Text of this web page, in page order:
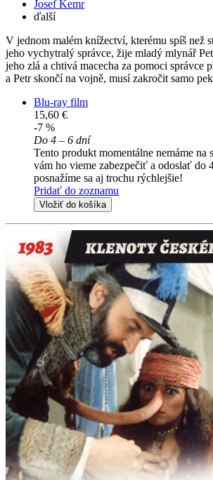
Josef Kemr
ďalší
V jednom malém knížectví, kterému spíš než
jeho vychytralý správce, žije mladý mlynář
jeho zlá a chtivá macecha za pomoci správce
a Petr skončí na vojně, musí zakročit samo
Blu-ray film
15,60 €
-7 %
Do 4 – 6 dní
Tento produkt momentálne nemáme na
vám ho vieme zabezpečiť a odoslať do
posnažíme sa aj trochu rýchlejšie!
Pridať do zoznamu
Vložiť do košíka